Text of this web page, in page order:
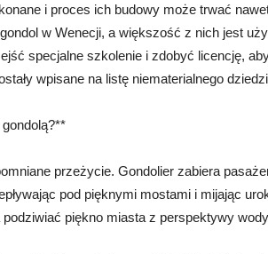
i proces ich budowy może trwać
w Wenecji, a większość z nich jest
specjalne szkolenie i zdobyć licencję,
wpisane na listę niematerialnego
przeżycie. Gondolier zabiera
pod pięknymi mostami i mijając
piękno miasta z perspektywy